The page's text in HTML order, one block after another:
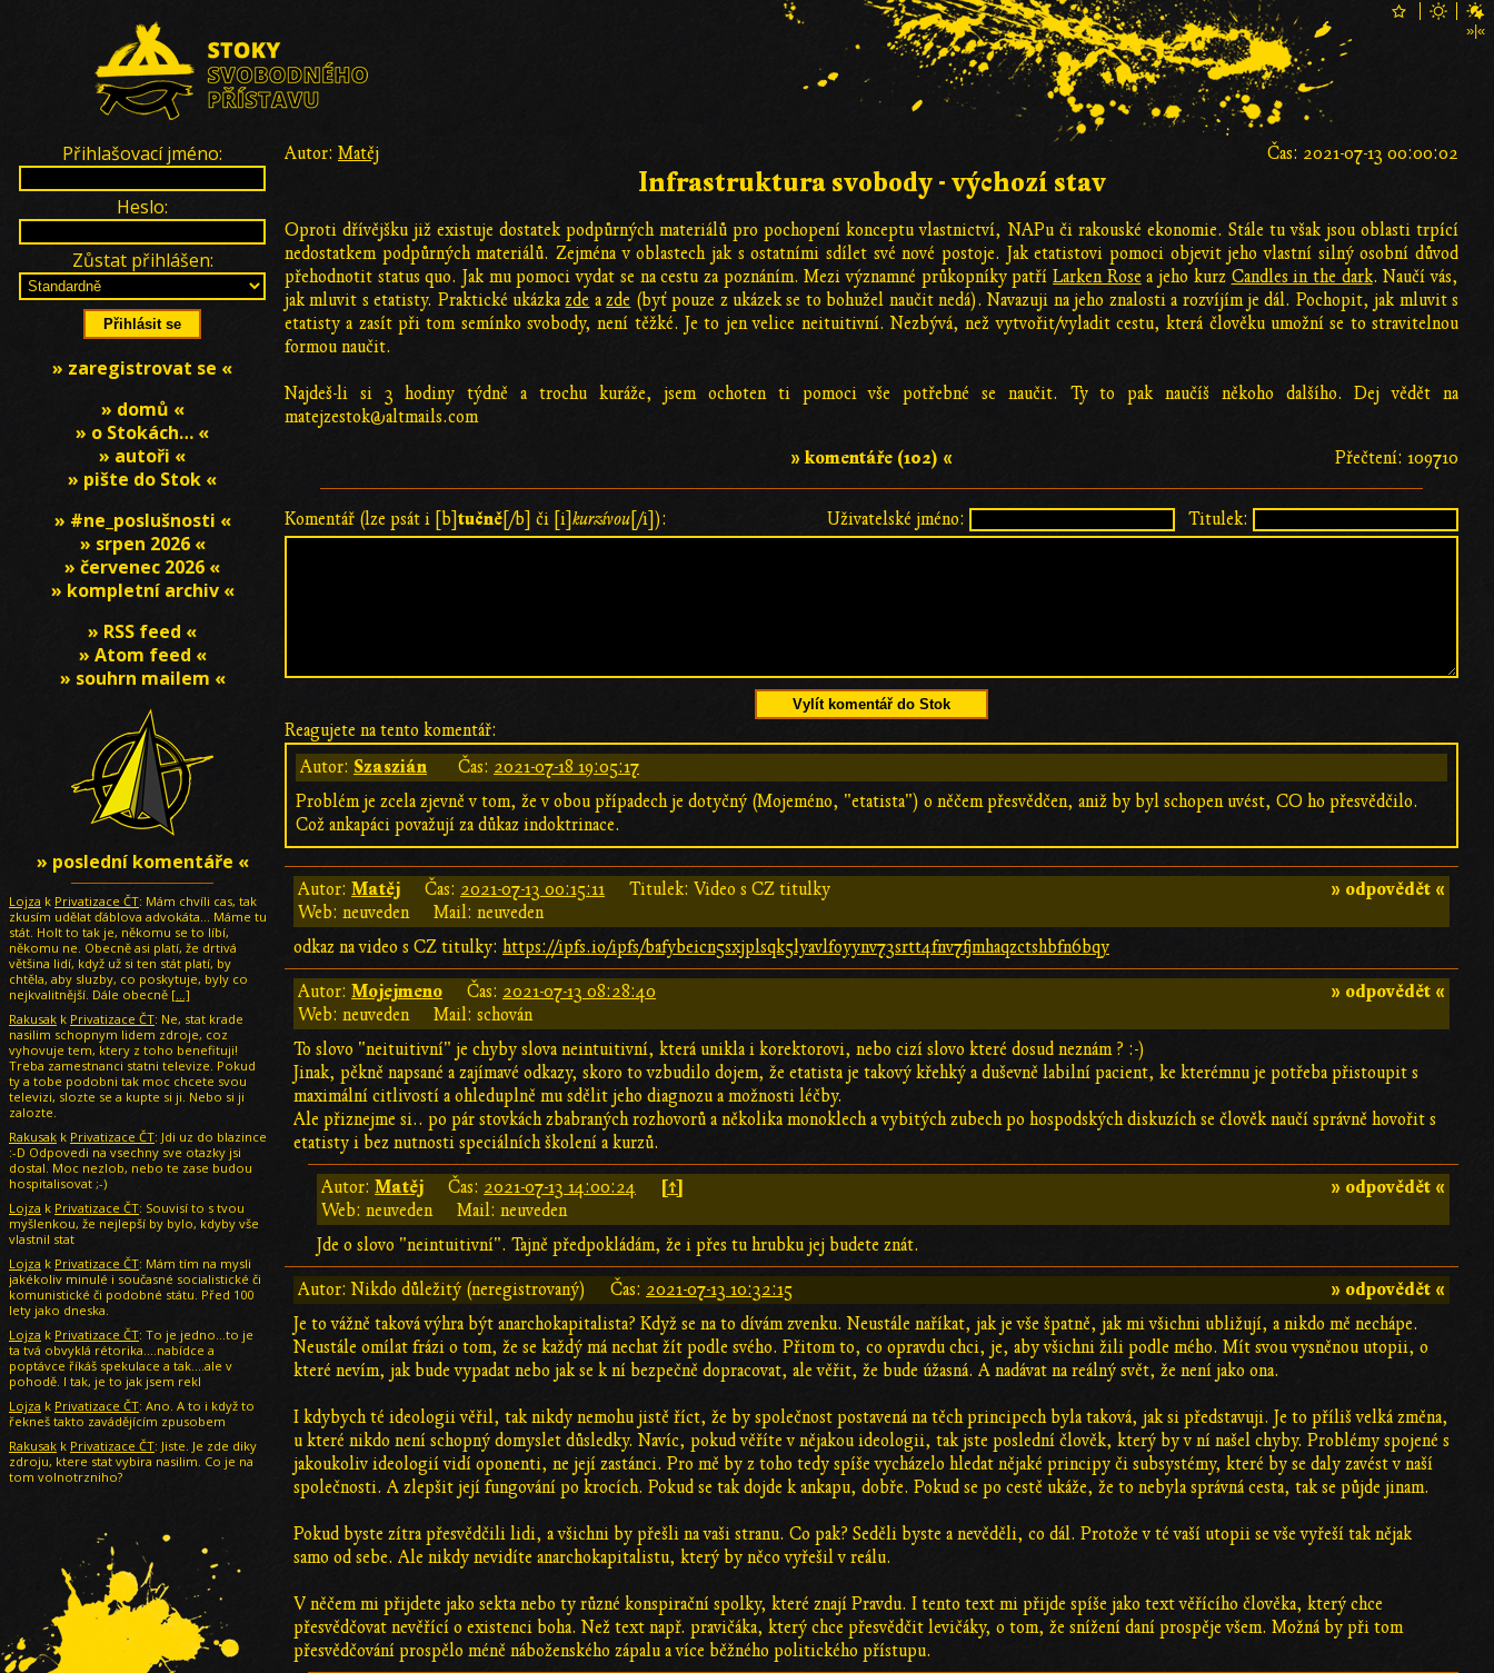
Autor: Matěj Čas: 2021-07-13 00:00:02
Infrastruktura svobody - výchozí stav
Oproti dřívějšku již existuje dostatek podpůrných materiálů pro pochopení konceptu vlastnictví, NAPu či rakouské ekonomie. Stále tu však jsou oblasti trpící
nedostatkem podpůrných materiálů. Zejména v oblastech jak s ostatními sdílet své nové postoje. Jak etatistovi pomoci objevit jeho vlastní silný osobní důvod
přehodnotit status quo. Jak mu pomoci vydat se na cestu za poznáním. Mezi významné průkopníky patříLarken Rose a jeho kurz Candles in the dark. Naučí vás,
jak mluvit s etatisty. Praktické ukázkazde azde (byť pouze z ukázek se to bohužel naučit nedá). Navazuji na jeho znalosti a rozvíjím je dál. Pochopit, jak mluvit s
etatisty a zasít při tom semínko svobody, není těžké. Je to jen velice neituitivní. Nezbývá, než vytvořit/vyladit cestu, která člověku umožní se to stravitelnou
formou naučit.
Najdeš-li si 3 hodiny týdně a trochu kuráže, jsem ochoten ti pomoci vše potřebné se naučit. Ty to pak naučíš někoho dalšího. Dej vědět na
matejzestok@altmails.com
Přečtení: 109710
» komentáře (102) «
Uživatelské jméno: Titulek:
Komentář (lze psát i [b] tučně [/b] či [i] kurzívou [/i]):
Vylít komentář do Stok
Reagujete na tento komentář:
Autor: Szaszián Čas: 2021-07-18 19:05:17
Problém je zcela zjevně v tom, že v obou případech je dotyčný (Mojeméno, "etatista") o něčem přesvědčen, aniž by byl schopen uvést, CO ho přesvědčilo.
Což ankapáci považují za důkaz indoktrinace.
» odpovědět «
Autor: Matěj Čas: 2021-07-13 00:15:11
Titulek: Video s CZ titulky
Web: neuveden
Mail: neuveden
odkaz na video s CZ titulky: https://ipfs.io/ipfs/bafybeicn5sxjplsqk5lyavlfoyynv73srtt4fnv7fjmhaqzctshbfn6bqy
» odpovědět «
Autor: Mojejmeno Čas: 2021-07-13 08:28:40
Web: neuveden
Mail: schován
To slovo "neituitivní" je chyby slova neintuitivní, která unikla i korektorovi, nebo cizí slovo které dosud neznám ? :-)
Jinak, pěkně napsané a zajímavé odkazy, skoro to vzbudilo dojem, že etatista je takový křehký a duševně labilní pacient, ke kterémnu je potřeba přistoupit s
maximální citlivostí a ohleduplně mu sdělit jeho diagnozu a možnosti léčby.
Ale přiznejme si.. po pár stovkách zbabraných rozhovorů a několika monoklech a vybitých zubech po hospodských diskuzích se člověk naučí správně hovořit s
etatisty i bez nutnosti speciálních školení a kurzů.
» odpovědět «
Autor:Matěj Čas: 2021-07-13 14:00:24 [↑]
Web: neuveden
Mail: neuveden
Jde o slovo "neintuitivní". Tajně předpokládám, že i přes tu hrubku jej budete znát.
» odpovědět «
Autor: Nikdo důležitý (neregistrovaný) Čas: 2021-07-13 10:32:15
Je to vážně taková výhra být anarchokapitalista? Když se na to dívám zvenku. Neustále naříkat, jak je vše špatně, jak mi všichni ubližují, a nikdo mě nechápe.
Neustále omílat frázi o tom, že se každý má nechat žít podle svého. Přitom to, co opravdu chci, je, aby všichni žili podle mého. Mít svou vysněnou utopii, o
které nevím, jak bude vypadat nebo jak se k ní bezpečně dopracovat, ale věřit, že bude úžasná. A nadávat na reálný svět, že není jako ona.
I kdybych té ideologii věřil, tak nikdy nemohu jistě říct, že by společnost postavená na těch principech byla taková, jak si představuji. Je to příliš velká změna,
u které nikdo není schopný domyslet důsledky. Navíc, pokud věříte v nějakou ideologii, tak jste poslední člověk, který by v ní našel chyby. Problémy spojené s
jakoukoliv ideologií vidí oponenti, ne její zastánci. Pro mě by z toho tedy spíše vycházelo hledat nějaké principy či subsystémy, které by se daly zavést v naší
společnosti. A zlepšit její fungování po krocích. Pokud se tak dojde k ankapu, dobře. Pokud se po cestě ukáže, že to nebyla správná cesta, tak se půjde jinam.
Pokud byste zítra přesvědčili lidi, a všichni by přešli na vaši stranu. Co pak? Seděli byste a nevěděli, co dál. Protože v té vaší utopii se vše vyřeší tak nějak
samo od sebe. Ale nikdy nevidíte anarchokapitalistu, který by něco vyřešil v reálu.
V něčem mi přijdete jako sekta nebo ty různé konspirační spolky, které znají Pravdu. I tento text mi přijde spíše jako text věřícího člověka, který chce
přesvědčovat nevěřící o existenci boha. Než text např. pravičáka, který chce přesvědčit levičáky, o tom, že snížení daní prospěje všem. Možná by při tom
přesvědčování prospělo méně náboženského zápalu a více běžného politického přístupu.
Přihlašovací jméno:
Heslo:
Zůstat přihlášen:
» zaregistrovat se «
» domů «
» o Stokách… «
» autoři «
» pište do Stok «
» #ne_poslušnosti «
» srpen 2026 «
» červenec 2026 «
» kompletní archiv «
» RSS feed «
» Atom feed «
» souhrn mailem «
» poslední komentáře «
Lojza k Privatizace ČT: Mám chvíli cas, tak
zkusím udělat ďáblova advokáta... Máme tu
stát. Holt to tak je, někomu se to líbí,
někomu ne. Obecně asi platí, že drtivá
většina lidí, když už si ten stát platí, by
chtěla, aby sluzby, co poskytuje, byly co
nejkvalitnější. Dále obecně […]
Rakusak k Privatizace ČT: Ne, stat krade
nasilim schopnym lidem zdroje, coz
vyhovuje tem, ktery z toho benefituji!
Treba zamestnanci statni televize. Pokud
ty a tobe podobni tak moc chcete svou
televizi, slozte se a kupte si ji. Nebo si ji
zalozte.
Rakusak k Privatizace ČT: Jdi uz do blazince
:-D Odpovedi na vsechny sve otazky jsi
dostal. Moc nezlob, nebo te zase budou
hospitalisovat ;-)
Lojza k Privatizace ČT: Souvisí to s tvou
myšlenkou, že nejlepší by bylo, kdyby vše
vlastnil stat
Lojza k Privatizace ČT: Mám tím na mysli
jakékoliv minulé i současné socialistické či
komunistické či podobné státu. Před 100
lety jako dneska.
Lojza k Privatizace ČT: To je jedno...to je
ta tvá obvyklá rétorika....nabídce a
poptávce říkáš spekulace a tak....ale v
pohodě. I tak, je to jak jsem rekl
Lojza k Privatizace ČT: Ano. A to i když to
řekneš takto zavádějícím zpusobem
Rakusak k Privatizace ČT: Jiste. Je zde diky
zdroju, ktere stat vybira nasilim. Co je na
tom volnotrzniho?